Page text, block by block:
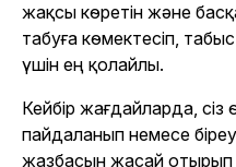
жақсы көретін және
табуға көмектесіп,
үшін ең қолайлы.
Кейбір жағдайларда, сіз
пайдаланып немесе
жазбасын жасай отырып